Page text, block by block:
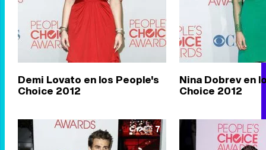
Demi Lovato en los People's
Choice 2012
Nina Dobrev en
Choice 2012
7